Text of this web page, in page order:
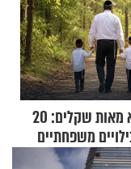
בלי להוציא מאות שקלים: 20
משפחתיים